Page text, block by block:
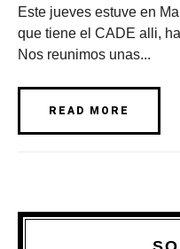
Este jueves estuve en
que tiene el CADE alli,
Nos reunimos unas...
READ MORE